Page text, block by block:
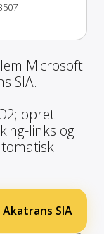
Microsoft
SIA.
opret
links og
SIA